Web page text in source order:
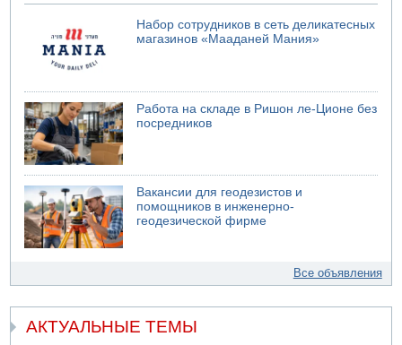
Набор сотрудников в сеть деликатесных
магазинов «Мааданей Мания»
Работа на складе в Ришон ле-Ционе без
посредников
Вакансии для геодезистов и
помощников в инженерно-
геодезической фирме
Все объявления
АКТУАЛЬНЫЕ ТЕМЫ